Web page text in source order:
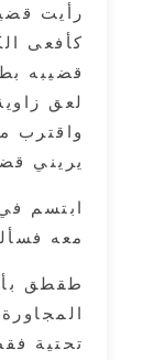
رأيت قضيبه
كأفعى
قضيبه بطريقة
لعق زاوية فمه
واقترب مني
يريني قضيبه
ابتسم في
معه فسألته عد
طقطق
المجاورة
تحتية فقط